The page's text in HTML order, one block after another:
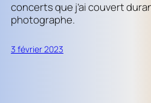
concerts que j’ai couvert
photographe.
3 février 2023